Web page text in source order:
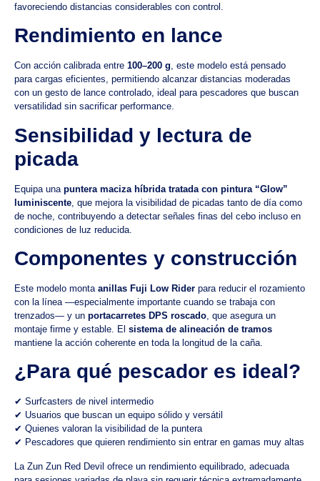
favoreciendo distancias considerables con control.
Rendimiento en lance
Con acción calibrada entre 100–200 g, este modelo está pensado
para cargas eficientes, permitiendo alcanzar distancias moderadas
con un gesto de lance controlado, ideal para pescadores que buscan
versatilidad sin sacrificar performance.
Sensibilidad y lectura de
picada
Equipa una puntera maciza híbrida tratada con pintura “Glow”
luminiscente , que mejora la visibilidad de picadas tanto de día como
de noche, contribuyendo a detectar señales finas del cebo incluso en
condiciones de luz reducida.
Componentes y construcción
Este modelo monta anillas Fuji Low Rider para reducir el rozamiento
con la línea —especialmente importante cuando se trabaja con
trenzados— y un portacarretes DPS roscado, que asegura un
montaje firme y estable. El sistema de alineación de tramos
mantiene la acción coherente en toda la longitud de la caña.
¿Para qué pescador es ideal?
✔ Surfcasters de nivel intermedio
✔ Usuarios que buscan un equipo sólido y versátil
✔ Quienes valoran la visibilidad de la puntera
✔ Pescadores que quieren rendimiento sin entrar en gamas muy altas
La Zun Zun Red Devil ofrece un rendimiento equilibrado, adecuada